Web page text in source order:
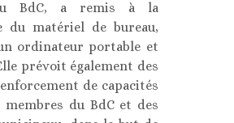
BdC, a remis à la
du matériel de bureau,
ordinateur portable et
prévoit également des
de capacités
du BdC et des